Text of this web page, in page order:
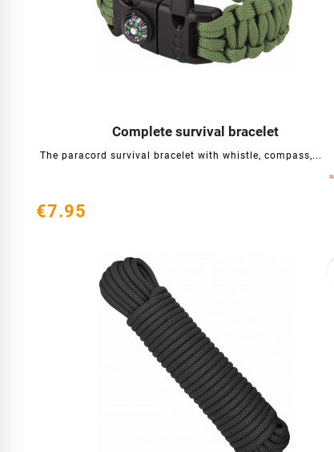
Complete survival bracelet
The paracord survival bracelet with whistle, compass,...
   
€7.95